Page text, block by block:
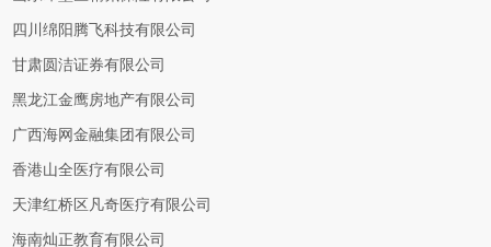
四川绵阳腾飞科技有限公司
甘肃圆洁证券有限公司
黑龙江金鹰房地产有限公司
广西海网金融集团有限公司
香港山全医疗有限公司
天津红桥区凡奇医疗有限公司
海南灿正教育有限公司